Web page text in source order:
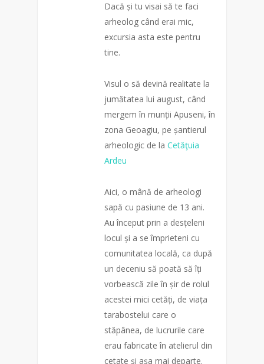
Dacă și tu visai să te faci
arheolog când erai mic,
excursia asta este pentru
tine.
Visul o să devină realitate la
jumătatea lui august, când
mergem în munții Apuseni, în
zona Geoagiu, pe șantierul
arheologic de la Cetăţuia
Ardeu
Aici, o mână de arheologi
sapă cu pasiune de 13 ani.
Au început prin a desțeleni
locul și a se împrieteni cu
comunitatea locală, ca după
un deceniu să poată să îți
vorbească zile în șir de rolul
acestei mici cetăți, de viața
tarabostelui care o
stăpânea, de lucrurile care
erau fabricate în atelierul din
cetate și așa mai departe.